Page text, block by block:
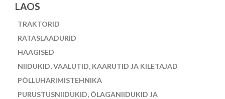
LAOS
TRAKTORID
RATASLAADURID
HAAGISED
NIIDUKID, VAALUTID, KAARUTID JA KILETAJAD
PÕLLUHARIMISTEHNIKA
PURUSTUSNIIDUKID, ÕLAGANIIDUKID JA